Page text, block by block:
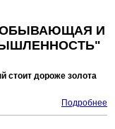
И
стоит дороже золота
Подробнее